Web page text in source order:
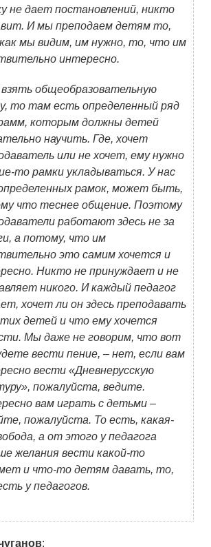
не дает постановлений, никто
И мы преподаем детям то,
мы видим, им нужно, то, что им
интересно.
общеобразовательную
то там есть определенный ряд
которым должны детей
научить. Где, хочет
или не хочет, ему нужно
то рамки укладываться. У нас
рамок, может быть,
что теснее общение. Поэтому
работают здесь не за
а потому, что им
это самим хочется и
Никто не принуждает и не
никого. И каждый педагог
хочет ли он здесь преподавать
детей и что ему хочется
Мы даже не говорим, что вот
вести пение, – нет, если вам
вести «Дневнерусскую
пожалуйста, ведите.
вам играть с детьми –
пожалуйста. То есть, какая-
а от этого у педагога
желания вести какой-то
и что-то детям давать, то,
у педагогов.
: